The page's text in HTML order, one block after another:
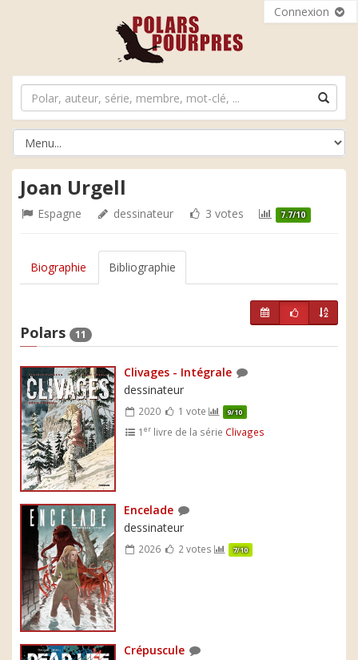
Connexion
Joan Urgell
Espagne dessinateur 3 votes 7.7/10
Biographie Bibliographie
Polars 11
Clivages - Intégrale
dessinateur
2020 1 vote 9/10
1er livre de la série Clivages
Encelade
dessinateur
2026 2 votes 7/10
Crépuscule